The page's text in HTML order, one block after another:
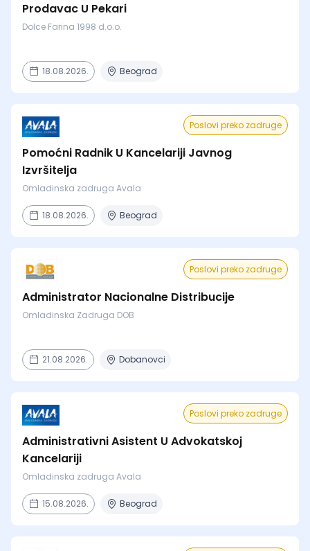
Prodavac U Pekari
Dolce Farina 1998 d.o.o.
18.08.2026. Beograd
Poslovi preko zadruge
Pomoćni Radnik U Kancelariji Javnog
Izvršitelja
Omladinska zadruga Avala
18.08.2026. Beograd
Poslovi preko zadruge
Administrator Nacionalne Distribucije
Omladinska Zadruga DOB
21.08.2026. Dobanovci
Poslovi preko zadruge
Administrativni Asistent U Advokatskoj
Kancelariji
Omladinska zadruga Avala
15.08.2026. Beograd